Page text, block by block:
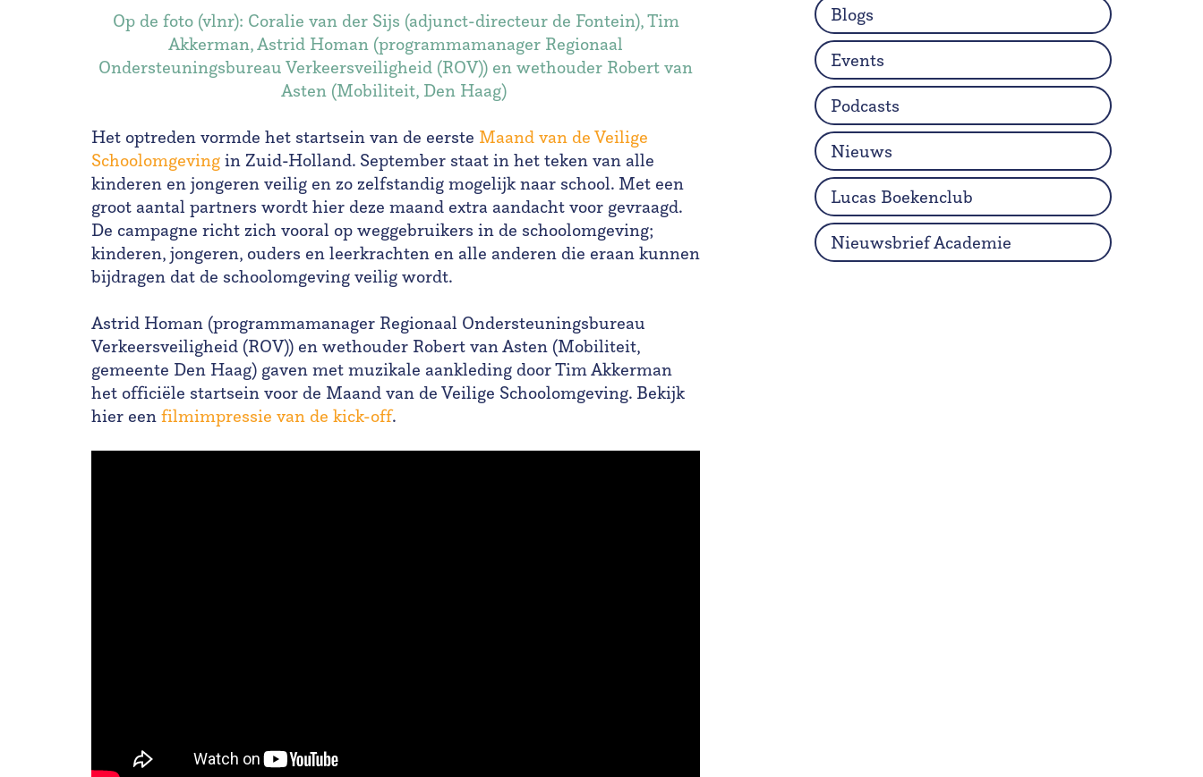
Op de foto (vlnr): Coralie van der Sijs (adjunct-directeur de Fontein), Tim
Akkerman, Astrid Homan (programmamanager Regionaal
Ondersteuningsbureau Verkeersveiligheid (ROV)) en wethouder Robert van
Asten (Mobiliteit, Den Haag)
Het optreden vormde het startsein van de eerste Maand van de Veilige
Schoolomgeving in Zuid-Holland. September staat in het teken van alle
kinderen en jongeren veilig en zo zelfstandig mogelijk naar school. Met een
groot aantal partners wordt hier deze maand extra aandacht voor gevraagd.
De campagne richt zich vooral op weggebruikers in de schoolomgeving;
kinderen, jongeren, ouders en leerkrachten en alle anderen die eraan kunnen
bijdragen dat de schoolomgeving veilig wordt.
Astrid Homan (programmamanager Regionaal Ondersteuningsbureau
Verkeersveiligheid (ROV)) en wethouder Robert van Asten (Mobiliteit,
gemeente Den Haag) gaven met muzikale aankleding door Tim Akkerman
het officiële startsein voor de Maand van de Veilige Schoolomgeving. Bekijk
hier een filmimpressie van de kick-off.
Blogs
Events
Podcasts
Nieuws
Lucas Boekenclub
Nieuwsbrief Academie